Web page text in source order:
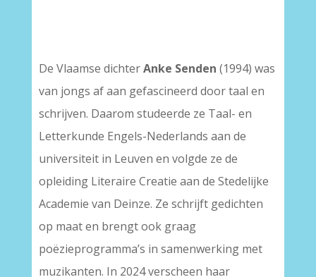
De Vlaamse dichterAnke Senden (1994) was
van jongs af aan gefascineerd door taal en
schrijven. Daarom studeerde ze Taal- en
Letterkunde Engels-Nederlands aan de
universiteit in Leuven en volgde ze de
opleiding Literaire Creatie aan de Stedelijke
Academie van Deinze. Ze schrijft gedichten
op maat en brengt ook graag
poëzieprogramma’s in samenwerking met
muzikanten. In 2024 verscheen haar